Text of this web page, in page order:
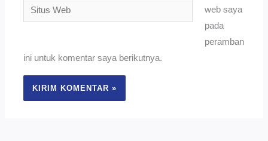
Situs
Web
web saya
pada
peramban
ini untuk komentar saya berikutnya.